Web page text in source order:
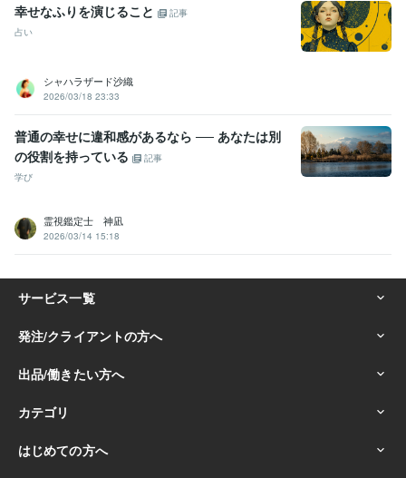
幸せなふりを演じること
記事
占い
シャハラザード沙織
2026/03/18 23:33
普通の幸せに違和感があるなら ── あなたは別
の役割を持っている
記事
学び
霊視鑑定士 神凪
2026/03/14 15:18